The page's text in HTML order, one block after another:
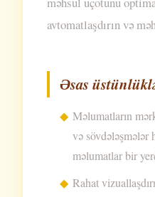
avtomatlaşdırın və
Əsas
Məlumatların
və sövdələşmələr
məlumatlar bir
Rahat